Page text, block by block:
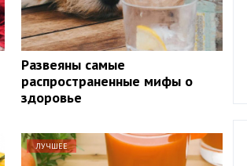
Развеяны самые
распространенные мифы о
здоровье
ЛУЧШЕЕ